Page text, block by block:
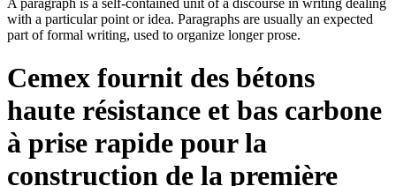
with a particular point or idea. Paragraphs are usually an expected
part of formal writing, used to organize longer prose.
Cemex fournit des bétons
haute résistance et bas carbone
à prise rapide pour la
construction de la première